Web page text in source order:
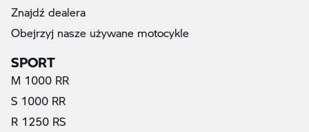
Znajdź dealera
Obejrzyj nasze używane motocykle
SPORT
M 1000 RR
S 1000 RR
R 1250 RS